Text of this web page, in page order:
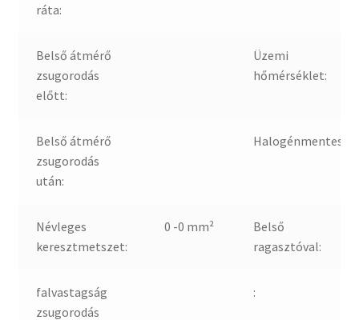
ráta:
Belső átmérő
zsugorodás
előtt:
Üzemi
hőmérséklet:
Belső átmérő
zsugorodás
után:
Halogénmentes:
Névleges
keresztmetszet:
0 -0 mm²
Belső
ragasztóval:
falvastagság
zsugorodás
: